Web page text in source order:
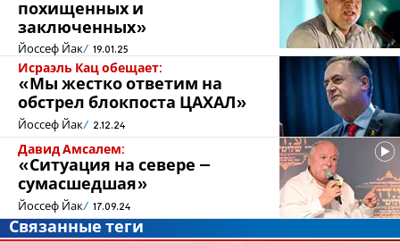
похищенных и
заключенных»
Йоссеф Йак 19.01.25
Исраэль Кац обещает:
«Мы жестко ответим на
обстрел блокпоста ЦАХАЛ»
Йоссеф Йак 2.12.24
Давид Амсалем:
«Ситуация на севере –
сумасшедшая»
Йоссеф Йак 17.09.24
Связанные теги